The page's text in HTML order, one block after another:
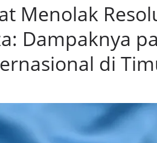
Menolak
Dampaknya
di